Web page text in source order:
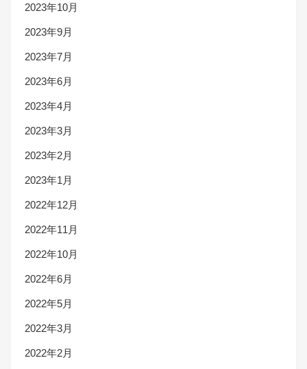
2023年10月
2023年9月
2023年7月
2023年6月
2023年4月
2023年3月
2023年2月
2023年1月
2022年12月
2022年11月
2022年10月
2022年6月
2022年5月
2022年3月
2022年2月